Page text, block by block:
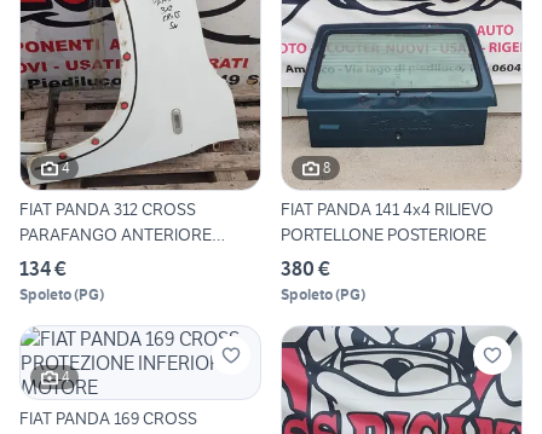
4
FIAT PANDA 312 CROSS
PARAFANGO ANTERIORE
SINISTRO
134 €
Spoleto(PG)
8
FIAT PANDA 141 4x4 RILIEVO
PORTELLONE POSTERIORE
380 €
Spoleto(PG)
4
FIAT PANDA 169 CROSS